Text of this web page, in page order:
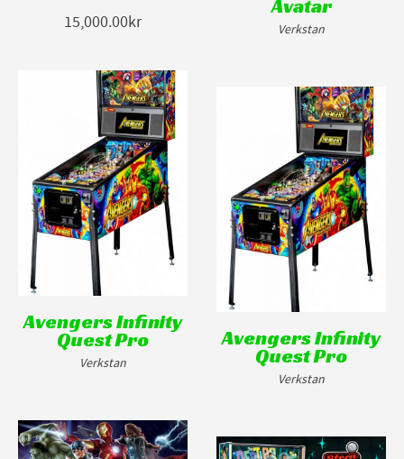
15,000.00kr
Avatar
Verkstan
Avengers Infinity
Quest Pro
Verkstan
Avengers Infinity
Quest Pro
Verkstan